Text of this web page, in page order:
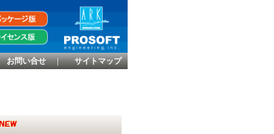
お問い合せ ｜ サイトマップ